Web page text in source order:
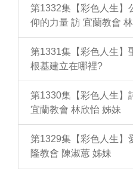
第1332集【彩色人生】
仰的力量 訪 宜蘭教會
第1331集【彩色人生】
根基建立在哪裡?
第1330集【彩色人生】
宜蘭教會 林欣怡 姊妹
第1329集【彩色人生】
隆教會 陳淑蕙 姊妹